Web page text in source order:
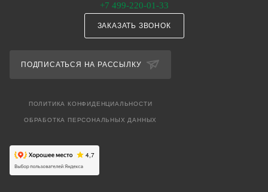
+7 499-220-01-33
ЗАКАЗАТЬ ЗВОНОК
ПОДПИСАТЬСЯ НА РАССЫЛКУ
ПОЛИТИКА КОНФИДЕНЦИАЛЬНОСТИ
ОБРАБОТКА ПЕРСОНАЛЬНЫХ ДАННЫХ